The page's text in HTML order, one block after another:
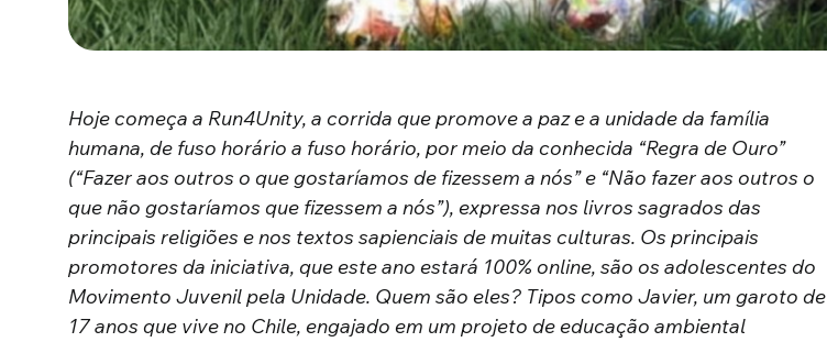
Hoje começa a Run4Unity, a corrida que promove a paz e a unidade da família
humana, de fuso horário a fuso horário, por meio da conhecida “Regra de Ouro”
(“Fazer aos outros o que gostaríamos de fizessem a nós” e “Não fazer aos outros o
que não gostaríamos que fizessem a nós”), expressa nos livros sagrados das
principais religiões e nos textos sapienciais de muitas culturas. Os principais
promotores da iniciativa, que este ano estará 100% online, são os adolescentes do
Movimento Juvenil pela Unidade. Quem são eles? Tipos como Javier, um garoto de
17 anos que vive no Chile, engajado em um projeto de educação ambiental